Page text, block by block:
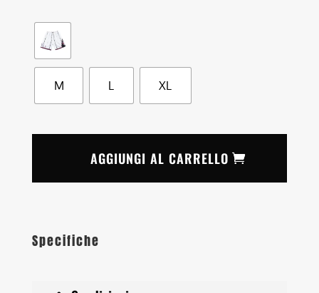
M L XL
AGGIUNGI AL CARRELLO
Specifiche